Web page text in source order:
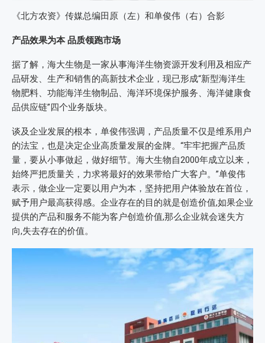
《北方农资》传媒总编田原（左）和单俊伟（右）合影
产品效果为本 品质领跑市场
据了解，海大生物是一家从事海洋生物资源开发利用及相应产
品研发、生产和销售的高新技术企业，现已形成“新型海洋生
物肥料、功能海洋生物制品、海洋环境保护服务、海洋健康食
品供应链”四个业务版块。
谈及企业发展的根本，单俊伟强调，产品质量不仅是维系用户
的法宝，也是决定企业高质量发展的金牌。“牢牢把握产品质
量，要从小事做起，做好细节。海大生物自2000年成立以来，
始终严把质量关，力求将最好的效果带给广大客户。”单俊伟
表示，做企业一定要以用户为本，坚持把用户体验放在首位，
赋予用户最高获得感。企业存在的目的就是创造价值,如果企业
提供的产品和服务不能为客户创造价值,那么企业就会迷失方
向,失去存在的价值。